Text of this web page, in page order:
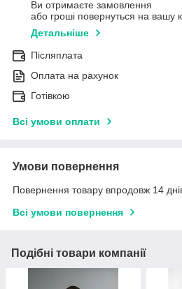
Ви отримаєте замовлення
або гроші повернуться на вашу
Детальніше
Післяплата
Оплата на рахунок
Готівкою
Всі умови оплати
Умови повернення
Повернення товару впродовж 14
Всі умови повернення
Подібні товари компанії